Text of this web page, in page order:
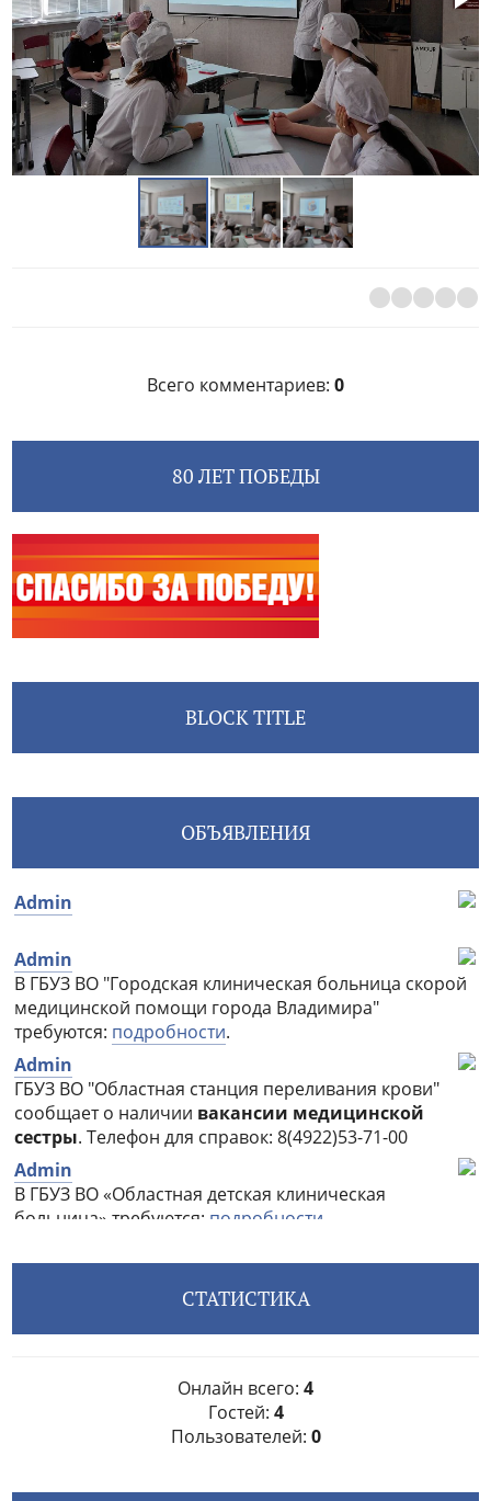
Всего комментариев: 0
80 ЛЕТ ПОБЕДЫ
BLOCK TITLE
ОБЪЯВЛЕНИЯ
СТАТИСТИКА
Онлайн всего: 4
Гостей: 4
Пользователей: 0